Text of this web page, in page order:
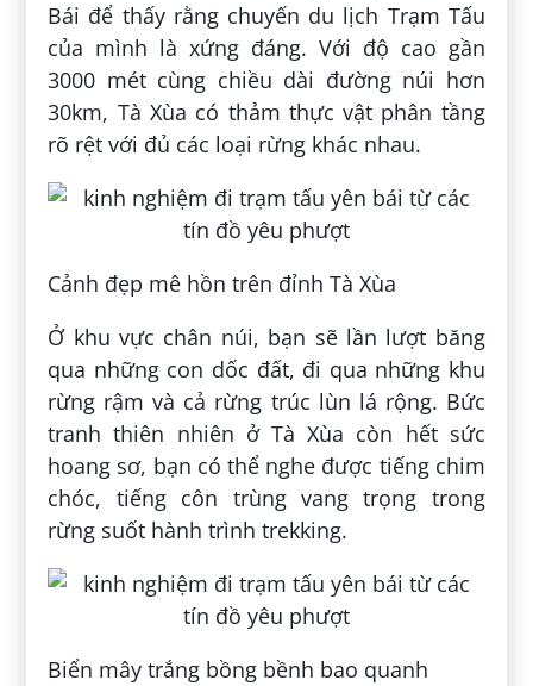
Bái để thấy rằng chuyến du lịch Trạm Tấu
của mình là xứng đáng. Với độ cao gần
3000 mét cùng chiều dài đường núi hơn
30km, Tà Xùa có thảm thực vật phân tầng
rõ rệt với đủ các loại rừng khác nhau.
Cảnh đẹp mê hồn trên đỉnh Tà Xùa
Ở khu vực chân núi, bạn sẽ lần lượt băng
qua những con dốc đất, đi qua những khu
rừng rậm và cả rừng trúc lùn lá rộng. Bức
tranh thiên nhiên ở Tà Xùa còn hết sức
hoang sơ, bạn có thể nghe được tiếng chim
chóc, tiếng côn trùng vang trọng trong
rừng suốt hành trình trekking.
Biển mây trắng bồng bềnh bao quanh